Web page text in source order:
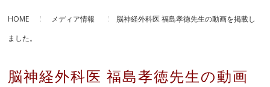
HOME メディア情報
脳神経外科医 福島孝徳先生の動画を掲載し
ました。
脳神経外科医 福島孝徳先生の動画